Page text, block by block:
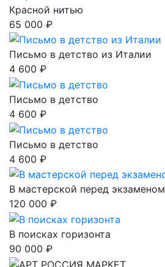
Красной нитью
65 000 ₽
Письмо в детство из Италии
4 600 ₽
Письмо в детство
4 600 ₽
Письмо в детство
4 600 ₽
В мастерской перед экзаменом
120 000 ₽
В поисках горизонта
90 000 ₽